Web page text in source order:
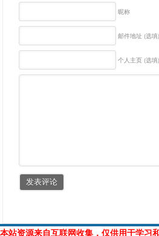
昵称
邮件地址 (选填)
个人主页 (选填)
本站资源来自互联网收集，仅供用于学习